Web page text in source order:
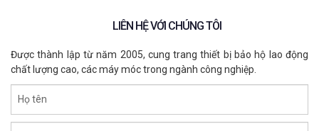
giúp tăng độ bám và chống dầu tốt hơn.
ngành công nghiệp hóa chất, thực phẩm, khí lạnh...
LIÊN HỆ VỚI CHÚNG TÔI
Được thành lập từ năm 2005, cung trang thiết bị bảo hộ lao động
chất lượng cao, các máy móc trong ngành công nghiệp.
Họ tên